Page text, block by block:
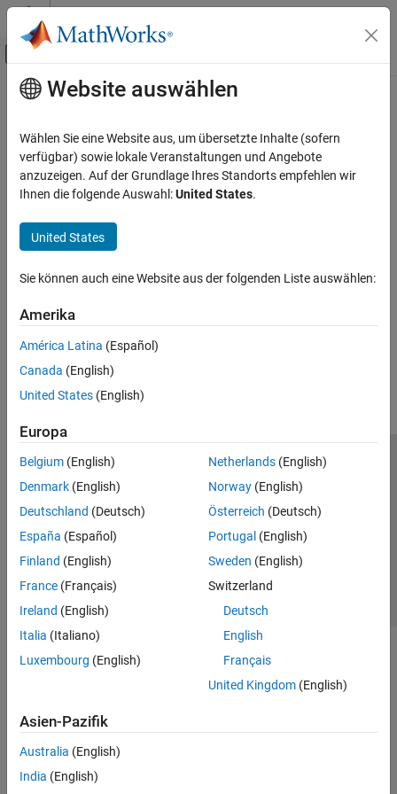
Weiter zum Inhalt
Umschaltung für Off-Canvas-
Startseite der Dokumentation
Hauptinhalt
How useful was this information?
Website auswählen
Wählen Sie eine Website aus, um übersetzte Inhalte (sofern
verfügbar) sowie lokale Veranstaltungen und Angebote
anzuzeigen. Auf der Grundlage Ihres Standorts empfehlen wir
Ihnen die folgende Auswahl:United States.
United States
Sie können auch eine Website aus der folgenden Liste auswählen:
Amerika
América Latina (Español)
Canada (English)
United States (English)
Europa
Belgium (English)
Denmark (English)
Deutschland (Deutsch)
España (Español)
Finland (English)
France (Français)
Ireland (English)
Italia (Italiano)
Luxembourg (English)
Netherlands(English)
Norway(English)
Österreich (Deutsch)
Portugal (English)
Sweden (English)
Switzerland
Deutsch
English
Français
United Kingdom(English)
Asien-Pazifik
Australia (English)
India (English)
Trust Center
Datenschutz-Richtlinien
Datendiebstahl verhindern
Status von Anwendungen
© 1994-2026 The MathWorks, Inc.
Website auswählen
Deutschland